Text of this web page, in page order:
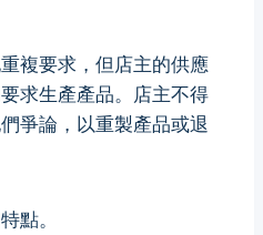
複要求，但店主的供應
求生產產品。店主不得
爭論，以重製產品或退
點。